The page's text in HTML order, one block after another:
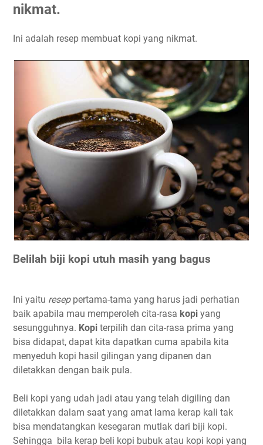
nikmat.
Ini adalah resep membuat kopi yang nikmat.
Belilah biji kopi utuh masih yang bagus
Ini yaitu reseppertama-tama yang harus jadi perhatian
baik apabila mau memperoleh cita-rasa kopi yang
sesungguhnya. Kopi terpilih dan cita-rasa prima yang
bisa didapat, dapat kita dapatkan cuma apabila kita
menyeduh kopi hasil gilingan yang dipanen dan
diletakkan dengan baik pula.
Beli kopi yang udah jadi atau yang telah digiling dan
diletakkan dalam saat yang amat lama kerap kali tak
bisa mendatangkan kesegaran mutlak dari biji kopi.
Sehingga bila kerap beli kopi bubuk atau kopi kopi yang